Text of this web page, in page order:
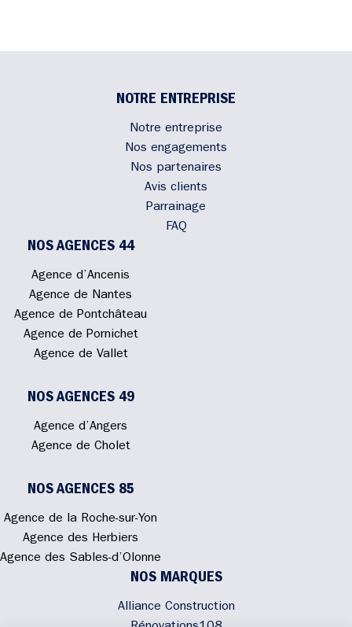
NOTRE ENTREPRISE
Notre entreprise
Nos engagements
Nos partenaires
Avis clients
Parrainage
FAQ
NOS AGENCES 44
Agence d’Ancenis
Agence de Nantes
Agence de Pontchâteau
Agence de Pornichet
Agence de Vallet
NOS AGENCES 49
Agence d’Angers
Agence de Cholet
NOS AGENCES 85
Agence de la Roche-sur-Yon
Agence des Herbiers
Agence des Sables-d’Olonne
NOS MARQUES
Alliance Construction